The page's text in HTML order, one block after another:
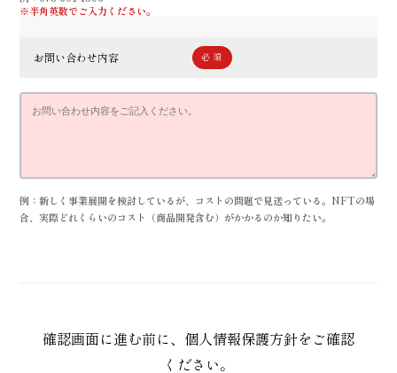
※半角英数でご入力ください。
お問い合わせ内容
例：新しく事業展開を検討しているが、コストの問題で見送っている。NFTの場
合、実際どれくらいのコスト（商品開発含む）がかかるのか知りたい。
確認画面に進む前に、 個人情報保護方針をご確認
ください。